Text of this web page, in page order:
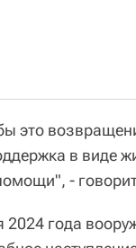
это
в виде
-
2024 года